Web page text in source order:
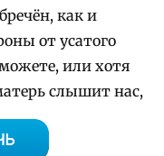
как и
от усатого
или хотя
слышит нас,